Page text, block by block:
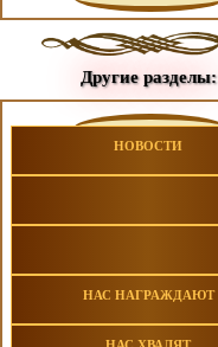
Другие разделы:
НОВОСТИ
НАС НАГРАЖДАЮТ